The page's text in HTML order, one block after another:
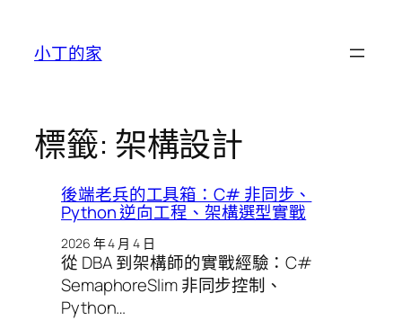
小丁的家
標籤: 架構設計
後端老兵的工具箱：C# 非同步、
Python 逆向工程、架構選型實戰
2026 年 4 月 4 日
從 DBA 到架構師的實戰經驗：C#
SemaphoreSlim 非同步控制、
Python…